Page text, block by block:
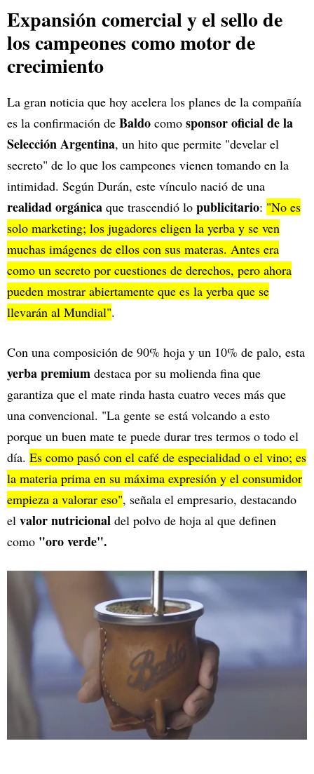
Expansión comercial y el sello de
los campeones como motor de
crecimiento
La gran noticia que hoy acelera los planes de la compañía
es la confirmación de Baldo como sponsor oficial de la
Selección Argentina, un hito que permite "develar el
secreto" de lo que los campeones vienen tomando en la
intimidad. Según Durán, este vínculo nació de una
realidad orgánica que trascendió lo publicitario: "No es
solo marketing; los jugadores eligen la yerba y se ven
muchas imágenes de ellos con sus materas. Antes era
como un secreto por cuestiones de derechos, pero ahora
pueden mostrar abiertamente que es la yerba que se
llevarán al Mundial".
Con una composición de 90% hoja y un 10% de palo, esta
yerba premium destaca por su molienda fina que
garantiza que el mate rinda hasta cuatro veces más que
una convencional. "La gente se está volcando a esto
porque un buen mate te puede durar tres termos o todo el
día. Es como pasó con el café de especialidad o el vino; es
la materia prima en su máxima expresión y el consumidor
empieza a valorar eso", señala el empresario, destacando
el valor nutricional del polvo de hoja al que definen
como "oro verde".